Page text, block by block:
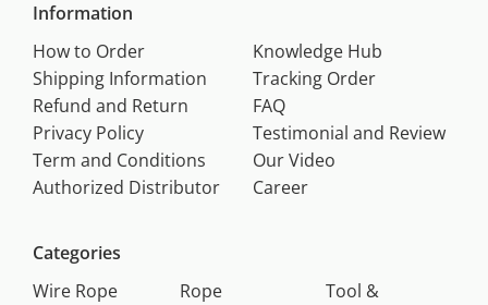
Information
How to Order
Shipping Information
Refund and Return
Privacy Policy
Term and Conditions
Authorized Distributor
Knowledge Hub
Tracking Order
FAQ
Testimonial and Review
Our Video
Career
Categories
Wire Rope
Rope
Tool &